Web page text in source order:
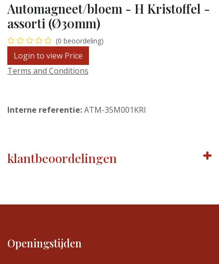
Automagneet/bloem - H Kristoffel -
assorti (Ø30mm)
(0 beoordeling)
Login to view Price
Terms and Conditions
Interne referentie:ATM-35M001KRI
klantbeoordelingen
Openingstijden